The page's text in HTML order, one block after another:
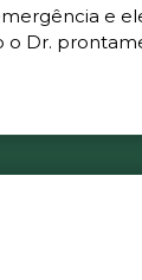
e
Dr.